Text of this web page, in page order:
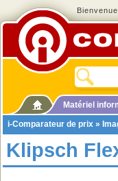
Matériel
i-Comparateur de prix »
Klipsch